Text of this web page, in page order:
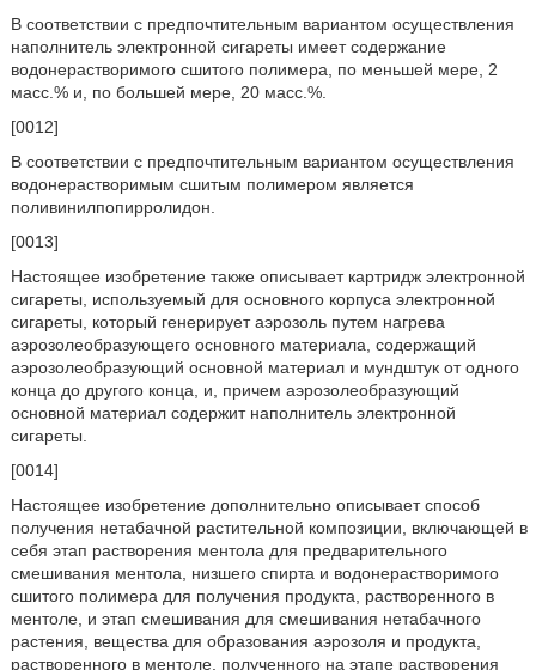
В соответствии с предпочтительным вариантом осуществления
наполнитель электронной сигареты имеет содержание
водонерастворимого сшитого полимера, по меньшей мере, 2
масс.% и, по большей мере, 20 масс.%.
[0012]
В соответствии с предпочтительным вариантом осуществления
водонерастворимым сшитым полимером является
поливинилпопирролидон.
[0013]
Настоящее изобретение также описывает картридж электронной
сигареты, используемый для основного корпуса электронной
сигареты, который генерирует аэрозоль путем нагрева
аэрозолеобразующего основного материала, содержащий
аэрозолеобразующий основной материал и мундштук от одного
конца до другого конца, и, причем аэрозолеобразующий
основной материал содержит наполнитель электронной
сигареты.
[0014]
Настоящее изобретение дополнительно описывает способ
получения нетабачной растительной композиции, включающей в
себя этап растворения ментола для предварительного
смешивания ментола, низшего спирта и водонерастворимого
сшитого полимера для получения продукта, растворенного в
ментоле, и этап смешивания для смешивания нетабачного
растения, вещества для образования аэрозоля и продукта,
растворенного в ментоле, полученного на этапе растворения